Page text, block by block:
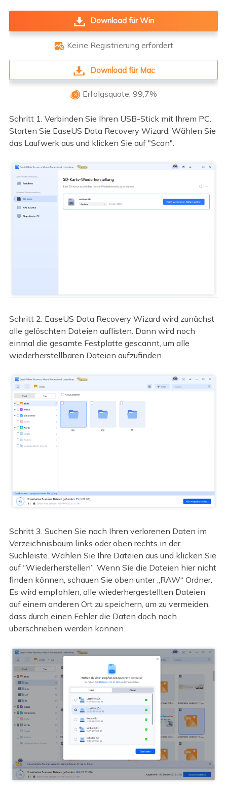
Download für Win
 Keine Registrierung erfordert
Download für Mac
 Erfolgsquote: 99,7%
Schritt 1. Verbinden Sie Ihren USB-Stick mit Ihrem PC.
Starten Sie EaseUS Data Recovery Wizard. Wählen Sie
das Laufwerk aus und klicken Sie auf "Scan".
Schritt 2. EaseUS Data Recovery Wizard wird zunächst
alle gelöschten Dateien auflisten. Dann wird noch
einmal die gesamte Festplatte gescannt, um alle
wiederherstellbaren Dateien aufzufinden.
Schritt 3. Suchen Sie nach Ihren verlorenen Daten im
Verzeichnisbaum links oder oben rechts in der
Suchleiste. Wählen Sie Ihre Dateien aus und klicken Sie
auf “Wiederherstellen”. Wenn Sie die Dateien hier nicht
finden können, schauen Sie oben unter „RAW“ Ordner.
Es wird empfohlen, alle wiederhergestellten Dateien
auf einem anderen Ort zu speichern, um zu vermeiden,
dass durch einen Fehler die Daten doch noch
überschrieben werden können.